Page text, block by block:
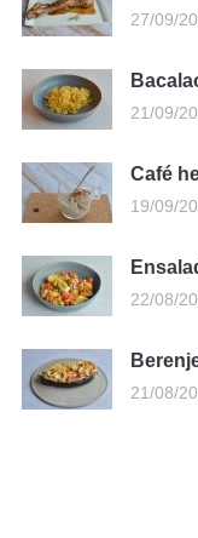
27/09/
21/09/
Café
19/09/
22/08/
21/08/